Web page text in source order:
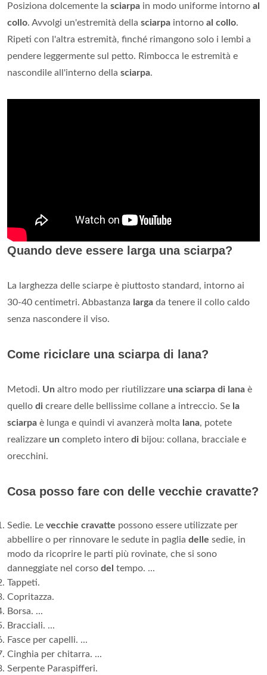
Posiziona dolcemente la sciarpa in modo uniforme intorno al
collo. Avvolgi un'estremità della sciarpa intorno al collo.
Ripeti con l'altra estremità, finché rimangono solo i lembi a
pendere leggermente sul petto. Rimbocca le estremità e
nascondile all'interno della sciarpa.
Quando deve essere larga una sciarpa?
La larghezza delle sciarpe è piuttosto standard, intorno ai
30-40 centimetri. Abbastanza larga da tenere il collo caldo
senza nascondere il viso.
Come riciclare una sciarpa di lana?
Metodi. Un altro modo per riutilizzare una sciarpa di lana è
quello di creare delle bellissime collane a intreccio. Se la
sciarpa è lunga e quindi vi avanzerà molta lana, potete
realizzare un completo intero di bijou: collana, bracciale e
orecchini.
Cosa posso fare con delle vecchie cravatte?
Sedie. Le vecchie cravatte possono essere utilizzate per
abbellire o per rinnovare le sedute in paglia delle sedie, in
modo da ricoprire le parti più rovinate, che si sono
danneggiate nel corso del tempo. ...
Tappeti.
Copritazza.
Borsa. ...
Bracciali. ...
Fasce per capelli. ...
Cinghia per chitarra. ...
Serpente Paraspifferi.